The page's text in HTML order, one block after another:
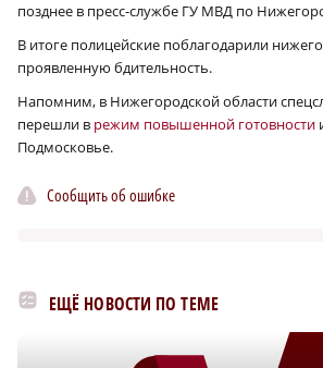
позднее в пресс-службе ГУ МВД по
В итоге полицейские поблагодарили
проявленную бдительность.
Напомним, в Нижегородской области
перешли в режим повышенной готовности
Подмосковье.
Сообщить об ошибке
ЕЩЁ НОВОСТИ ПО ТЕМЕ